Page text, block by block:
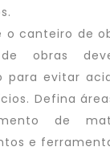
o canteiro de
obras
para evitar
Defina
de
e